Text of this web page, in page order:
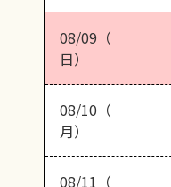
08/09（
日）
08/10（
月）
08/11（